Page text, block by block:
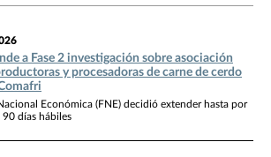
a Fase 2 investigación sobre asociación
y procesadoras de carne de cerdo
Económica (FNE) decidió extender hasta por
días hábiles